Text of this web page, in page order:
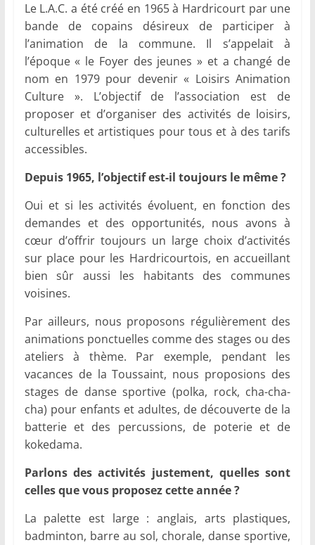
Le L.A.C. a été créé en 1965 à Hardricourt par une
bande de copains désireux de participer à
l’animation de la commune. Il s’appelait à
l’époque « le Foyer des jeunes » et a changé de
nom en 1979 pour devenir « Loisirs Animation
Culture ». L’objectif de l’association est de
proposer et d’organiser des activités de loisirs,
culturelles et artistiques pour tous et à des tarifs
accessibles.
Depuis 1965, l’objectif est-il toujours le même ?
Oui et si les activités évoluent, en fonction des
demandes et des opportunités, nous avons à
cœur d’offrir toujours un large choix d’activités
sur place pour les Hardricourtois, en accueillant
bien sûr aussi les habitants des communes
voisines.
Par ailleurs, nous proposons régulièrement des
animations ponctuelles comme des stages ou des
ateliers à thème. Par exemple, pendant les
vacances de la Toussaint, nous proposions des
stages de danse sportive (polka, rock, cha-cha-
cha) pour enfants et adultes, de découverte de la
batterie et des percussions, de poterie et de
kokedama.
Parlons des activités justement, quelles sont
celles que vous proposez cette année ?
La palette est large : anglais, arts plastiques,
badminton, barre au sol, chorale, danse sportive,